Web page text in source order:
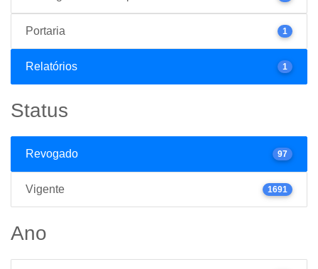
Portaria 1
Relatórios 1
Status
Revogado 97
Vigente 1691
Ano